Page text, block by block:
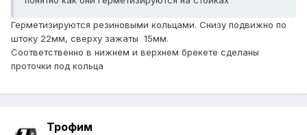
Герметизируются резиновыми кольцами. Снизу подвижно по
штоку 22мм, сверху зажаты 15мм.
Соответственно в нижнем и верхнем брекете сделаны
проточки под кольца
Трофим